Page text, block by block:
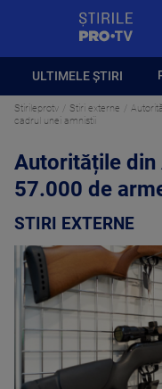
ULTIMELE ȘTIRI
Stirileprotv Stiri externe
cadrul unei amnistii
Autoritățile din
57.000 de
STIRI EXTERNE